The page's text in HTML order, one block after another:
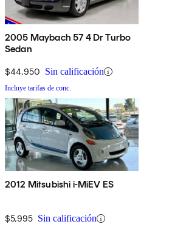
2005 Maybach 57 4 Dr Turbo
Sedan
$44,950 Sin calificación
Incluye tarifas de conc.
2012 Mitsubishi i-MiEV ES
$5,995 Sin calificación